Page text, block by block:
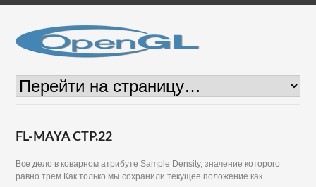
FL-MAYA СТР.22
Все дело в коварном атрибуте Sample Density, значение которого
равно трем Как только мы сохранили текущее положение как